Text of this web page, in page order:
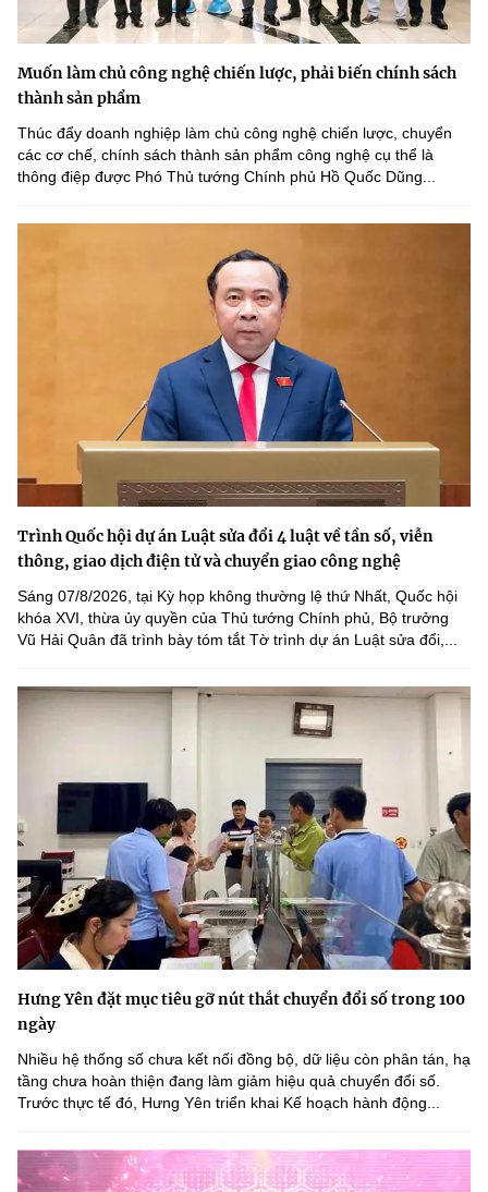
Muốn làm chủ công nghệ chiến lược, phải biến chính sách
thành sản phẩm
Thúc đẩy doanh nghiệp làm chủ công nghệ chiến lược, chuyển
các cơ chế, chính sách thành sản phẩm công nghệ cụ thể là
thông điệp được Phó Thủ tướng Chính phủ Hồ Quốc Dũng...
Trình Quốc hội dự án Luật sửa đổi 4 luật về tần số, viễn
thông, giao dịch điện tử và chuyển giao công nghệ
Sáng 07/8/2026, tại Kỳ họp không thường lệ thứ Nhất, Quốc hội
khóa XVI, thừa ủy quyền của Thủ tướng Chính phủ, Bộ trưởng
Vũ Hải Quân đã trình bày tóm tắt Tờ trình dự án Luật sửa đổi,...
Hưng Yên đặt mục tiêu gỡ nút thắt chuyển đổi số trong 100
ngày
Nhiều hệ thống số chưa kết nối đồng bộ, dữ liệu còn phân tán, hạ
tầng chưa hoàn thiện đang làm giảm hiệu quả chuyển đổi số.
Trước thực tế đó, Hưng Yên triển khai Kế hoạch hành động...